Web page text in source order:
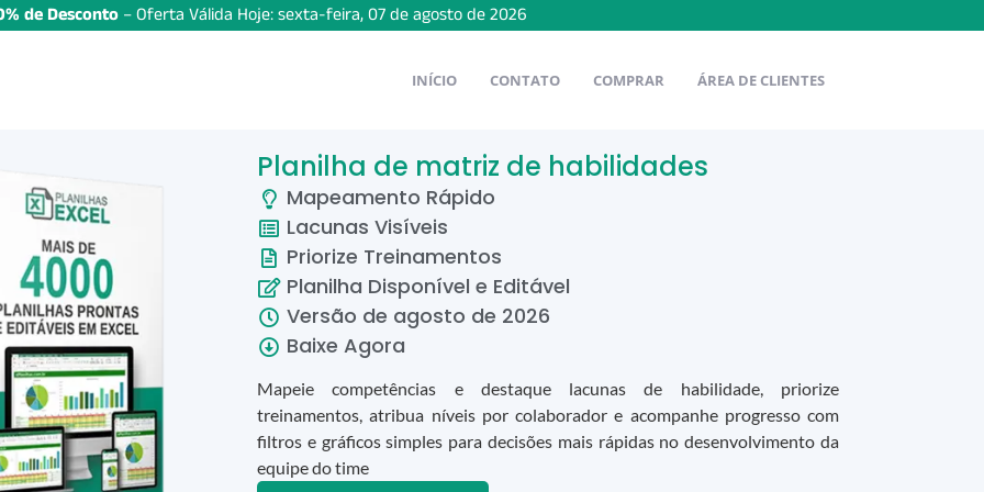
de Desconto – Oferta Válida Hoje:sexta-feira,07deagostode2026
INÍCIO CONTATO COMPRAR ÁREA DE CLIENTES
Planilha de matriz de habilidades
Mapeamento Rápido
Lacunas Visíveis
Priorize Treinamentos
Planilha Disponível e Editável
Versão de agosto de 2026
Baixe Agora
Mapeie competências e destaque lacunas de habilidade, priorize
treinamentos, atribua níveis por colaborador e acompanhe progresso com
filtros e gráficos simples para decisões mais rápidas no desenvolvimento da
equipe do time